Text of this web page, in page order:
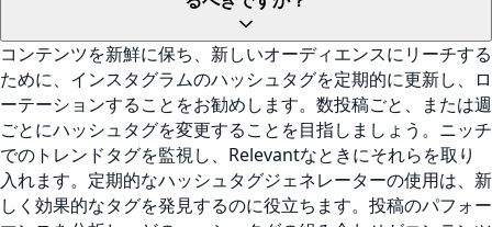
コンテンツを新鮮に保ち、新しいオーディエンスにリーチする
ために、インスタグラムのハッシュタグを定期的に更新し、ロ
ーテーションすることをお勧めします。数投稿ごと、または週
ごとにハッシュタグを変更することを目指しましょう。ニッチ
でのトレンドタグを監視し、Relevantなときにそれらを取り
入れます。定期的なハッシュタグジェネレーターの使用は、新
しく効果的なタグを発見するのに役立ちます。投稿のパフォー